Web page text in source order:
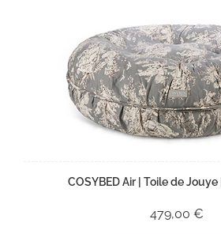
COSYBED Air | Toile de
479,00 €